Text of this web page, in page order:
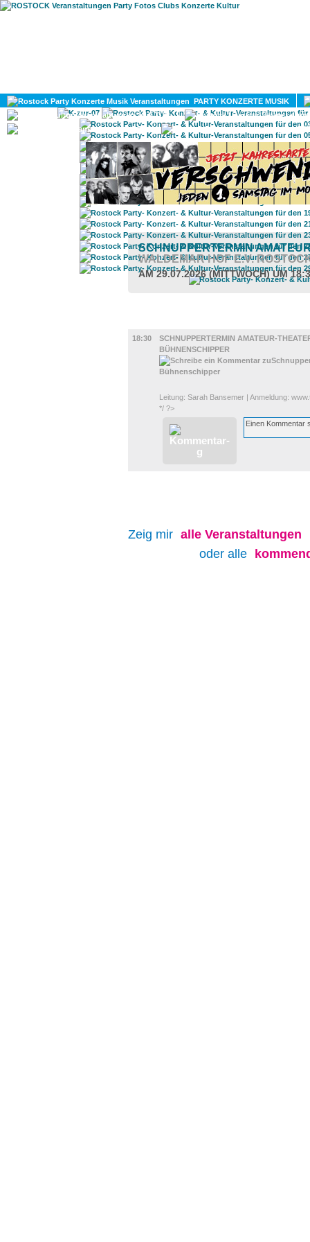
PARTY KONZERTE MUSIK
KULTUR
GAY
SCHNUPPERTERMIN
WALDEMAR HOF E.V.
AM 29.07.2026 (MITTWOCH) UM
18:30
SCHNUPPERTERMIN AMATEUR-
BÜHNENSCHIPPER
Leitung: Sarah Bansemer | Anmeldung:
*/ ?>
Zeig mir alle Veranstaltungen
oder alle